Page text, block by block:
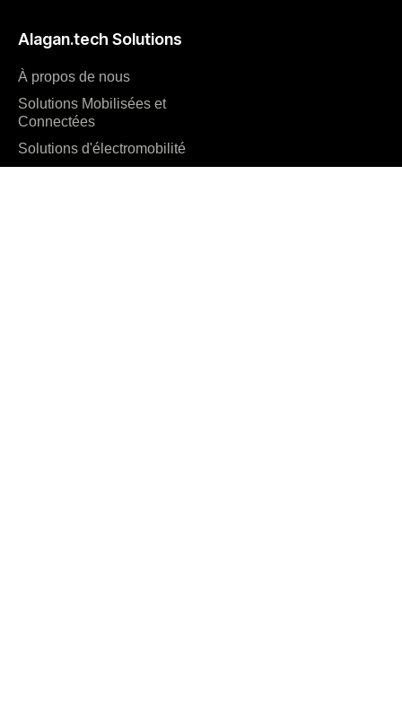
Alagan.tech Solutions
À propos de nous
Solutions Mobilisées et
Connectées
Solutions d'électromobilité